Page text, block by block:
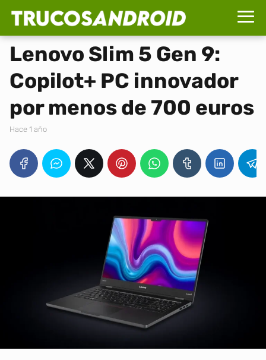
Lenovo Slim 5 Gen 9:
Copilot+ PC innovador
por menos de 700 euros
hace 1 año